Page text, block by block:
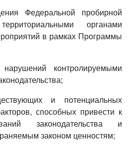
Федеральной пробирной
органами
в рамках Программы
контролируемыми
и потенциальных
способных привести к
законодательства и
законом ценностям;